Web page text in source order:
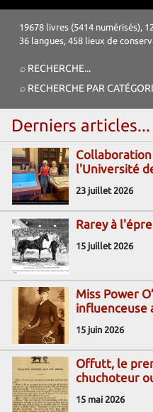
19678 livres (5414 numérisés),
36 langues, 458 lieux de
⌕ RECHERCHE...
⌕ RECHERCHE PAR
Derniers articles...
Collaboration
l'Université
23 juillet 2026
Rarey à
15 juillet 2026
Miss Power
influenceuse
15 juin 2026
Offutt, le
chuchoteur
15 mai 2026